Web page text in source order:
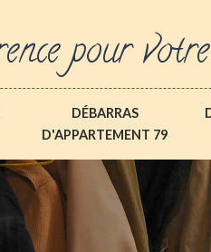
pour
DÉBARRAS
D'APPARTEMENT 79